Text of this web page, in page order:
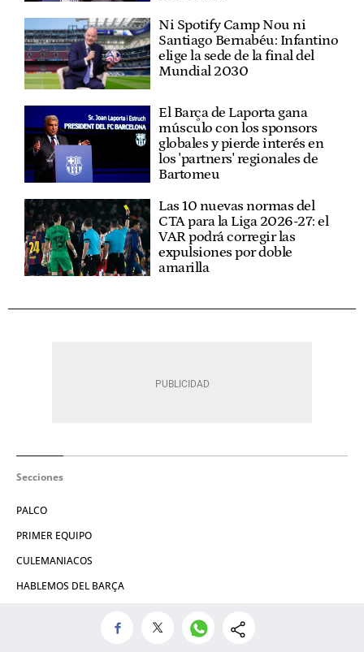
Ni Spotify Camp Nou ni
Santiago Bernabéu: Infantino
elige la sede de la final del
Mundial 2030
El Barça de Laporta gana
músculo con los sponsors
globales y pierde interés en
los 'partners' regionales de
Bartomeu
Las 10 nuevas normas del
CTA para la Liga 2026-27: el
VAR podrá corregir las
expulsiones por doble
amarilla
Secciones
PALCO
PRIMER EQUIPO
CULEMANIACOS
HABLEMOS DEL BARÇA